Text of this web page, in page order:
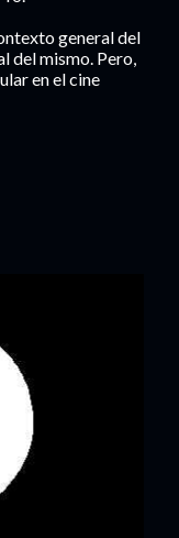
general del
del mismo. Pero,
en el cine